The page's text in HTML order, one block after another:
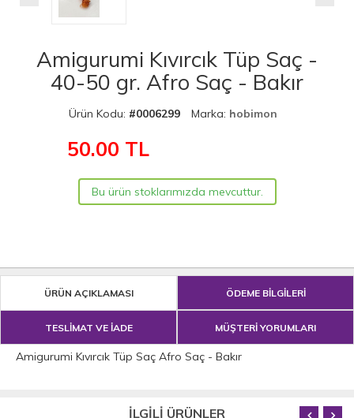
Amigurumi Kıvırcık Tüp Saç -
40-50 gr. Afro Saç - Bakır
Ürün Kodu: #0006299 Marka: hobimon
50.00 TL
Bu ürün stoklarımızda mevcuttur.
ÜRÜN AÇIKLAMASI ÖDEME BİLGİLERİ
TESLİMAT VE İADE MÜŞTERİ YORUMLARI
Amigurumi Kıvırcık Tüp Saç Afro Saç - Bakır
İLGİLİ ÜRÜNLER